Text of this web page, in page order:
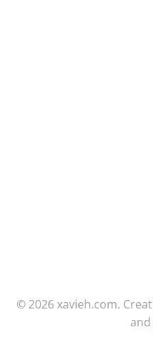
© 2026 xavieh.com.
and